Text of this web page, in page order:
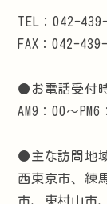
TEL：042-
FAX：042-
●お電話受付
AM9：00～PM6
●主な訪問地
西東京市、練
市、東村山市